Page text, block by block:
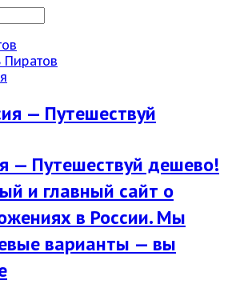
Пиратов
— Путешествуй дешево!
и главный сайт о
в России. Мы
варианты — вы